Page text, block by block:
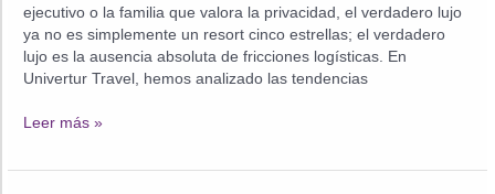
ejecutivo o la familia que valora la privacidad, el verdadero lujo
ya no es simplemente un resort cinco estrellas; el verdadero
lujo es la ausencia absoluta de fricciones logísticas. En
Univertur Travel, hemos analizado las tendencias
El
Estándar
Leer más »